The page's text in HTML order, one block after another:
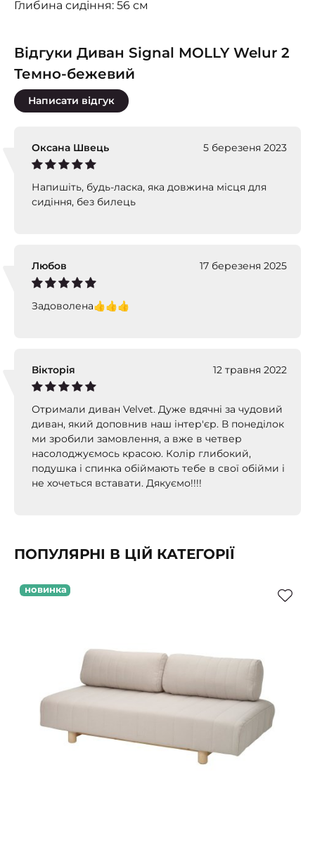
Глибина сидіння: 56 см
Відгуки Диван Signal MOLLY Welur 2
Темно-бежевий
Написати відгук
Оксана Швець 5 березеня 2023
Напишіть, будь-ласка, яка довжина місця для
сидіння, без билець
Любов 17 березеня 2025
Задоволена👍👍👍
Вікторія 12 травня 2022
Отримали диван Velvet. Дуже вдячні за чудовий
диван, який доповнив наш інтер'єр. В понеділок
ми зробили замовлення, а вже в четвер
насолоджуємось красою. Колір глибокий,
подушка і спинка обіймають тебе в свої обійми і
не хочеться вставати. Дякуємо!!!!
ПОПУЛЯРНІ В ЦІЙ КАТЕГОРІЇ
новинка